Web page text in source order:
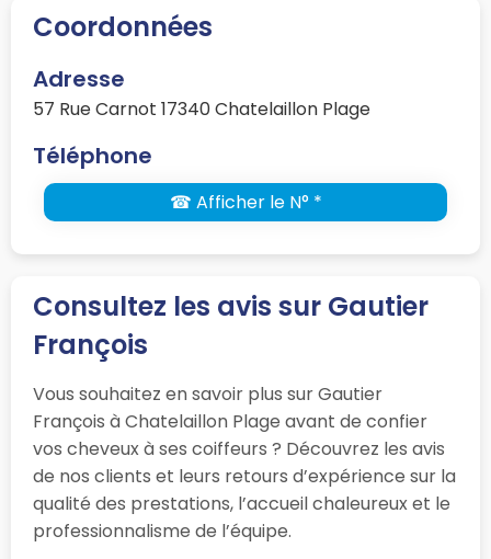
Coordonnées
Adresse
57 Rue Carnot 17340 Chatelaillon Plage
Téléphone
☎ Afficher le N° *
Consultez les avis sur Gautier
François
Vous souhaitez en savoir plus sur Gautier
François à Chatelaillon Plage avant de confier
vos cheveux à ses coiffeurs ? Découvrez les avis
de nos clients et leurs retours d’expérience sur la
qualité des prestations, l’accueil chaleureux et le
professionnalisme de l’équipe.